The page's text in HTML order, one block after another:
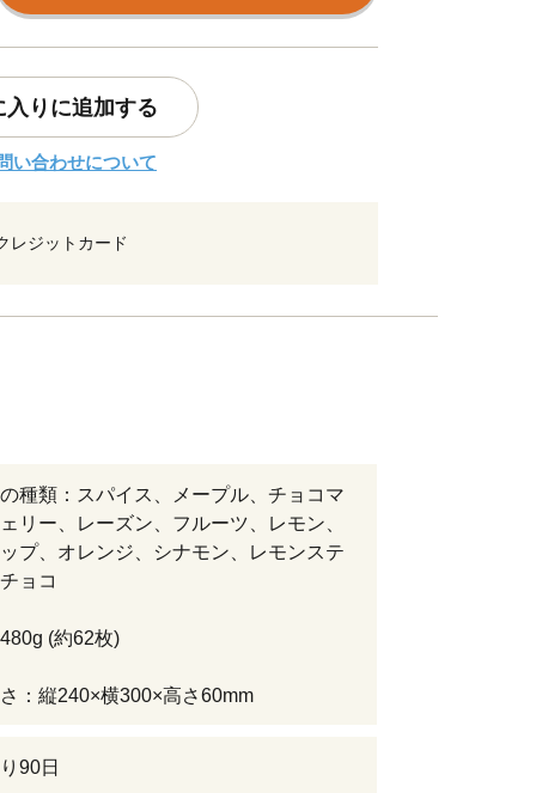
入りに追加する
い合わせについて
レジットカード
種類：スパイス、メープル、チョコマ
リー、レーズン、フルーツ、レモン、
プ、オレンジ、シナモン、レモンステ
ョコ
(約62枚)
：縦240×横300×高さ60mm
90日